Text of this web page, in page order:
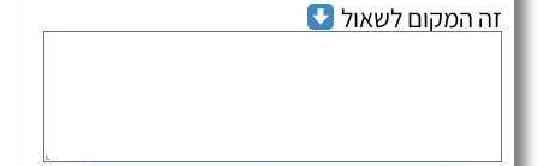
זה המקום לשאול